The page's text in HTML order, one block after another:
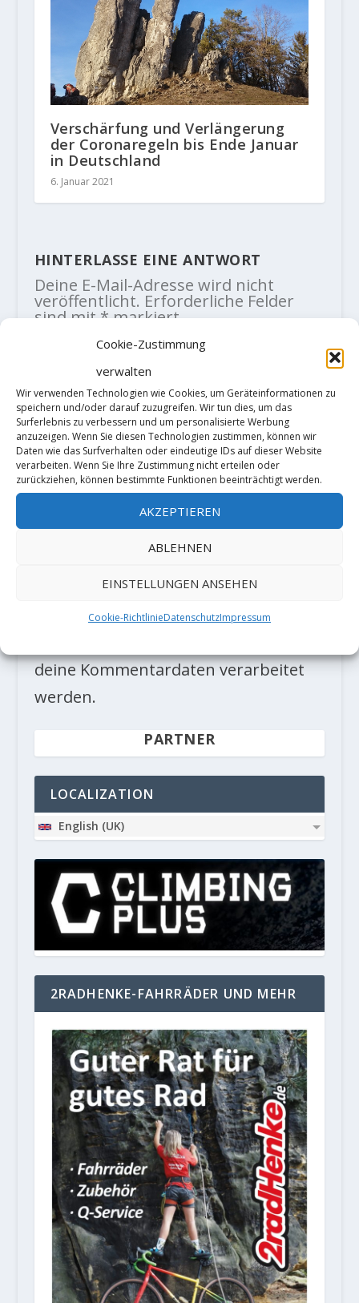
Cookie-Zustimmung
verwalten
Wir verwenden Technologien wie Cookies, um Geräteinformationen zu
speichern und/oder darauf zuzugreifen. Wir tun dies, um das
Surferlebnis zu verbessern und um personalisierte Werbung
anzuzeigen. Wenn Sie diesen Technologien zustimmen, können wir
Daten wie das Surfverhalten oder eindeutige IDs auf dieser Website
verarbeiten. Wenn Sie Ihre Zustimmung nicht erteilen oder
zurückziehen, können bestimmte Funktionen beeinträchtigt werden.
AKZEPTIEREN
ABLEHNEN
EINSTELLUNGEN ANSEHEN
Cookie-RichtlinieDatenschutzImpressum
Verschärfung und Verlängerung
der Coronaregeln bis Ende Januar
in Deutschland
6. Januar 2021
HINTERLASSE EINE ANTWORT
Deine E-Mail-Adresse wird nicht
veröffentlicht. Erforderliche Felder
sind mit*markiert
Diese Website verwendet Akismet, um
deine Kommentardaten verarbeitet
werden.
PARTNER
LOCALIZATION
English (UK)
2RADHENKE-FAHRRÄDER UND MEHR